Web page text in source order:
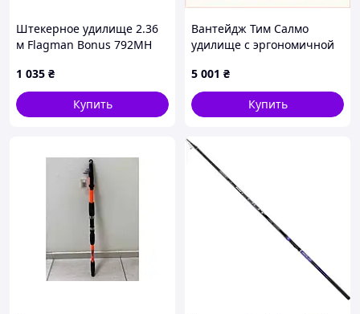
Штекерное удилище 2.36
м Flagman Bonus 792MH
1 035 ₴
Купить
Вантейдж Тим Салмо
удилище с эргономичной
5 001 ₴
Купить